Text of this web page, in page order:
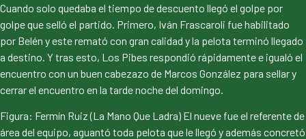
Cuando solo quedaba el tiempo de descuento llegó el golpe por
golpe que selló el partido. Primero, Iván Frascaroli fue habilitado
por Belén y este remató con gran calidad y la pelota terminó llegado
a destino. Y tras esto, Los Pibes respondió rápidamente e igualó el
encuentro con un buen cabezazo de Marcos González para sellar y
cerrar el encuentro en la tarde noche del domingo.
Figura: Fermín Ruiz (La Mano Que Ladra) El nueve fue el referente de
área del equipo, aguantó toda pelota que le llegó y además concretó